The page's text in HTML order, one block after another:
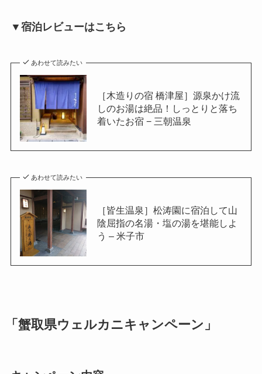
▼宿泊レビューはこちら
あわせて読みたい
［木造りの宿 橋津屋］源泉かけ流
しのお湯は絶品！しっとりと落ち
着いたお宿 − 三朝温泉
あわせて読みたい
［皆生温泉］松涛園に宿泊して山
陰屈指の名湯・塩の湯を堪能しよ
う – 米子市
「蟹取県ウェルカニキャンペーン」